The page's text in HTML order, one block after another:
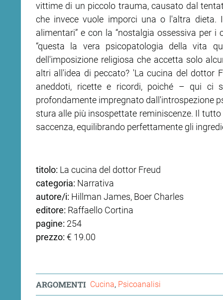
vittime di un piccolo trauma, causato dal
che invece vuole imporci una o l'altra
alimentari” e con la “nostalgia ossessiva per i
“questa la vera psicopatologia della vita
dell'imposizione religiosa che accetta solo
altri all'idea di peccato? 'La cucina del dottor
aneddoti, ricette e ricordi, poiché – qui ci
profondamente impregnato dall'introspezione
stura alle più insospettate reminiscenze. Il
saccenza, equilibrando perfettamente gli
titolo: La cucina del dottor Freud
categoria: Narrativa
autore/i: Hillman James, Boer Charles
editore: Raffaello Cortina
pagine: 254
prezzo: € 19.00
ARGOMENTI Cucina Psicoanalisi